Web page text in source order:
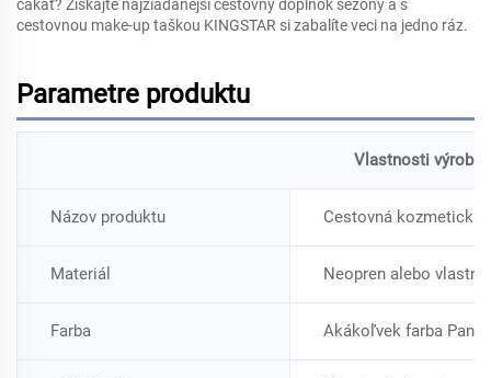
čakať? Získajte najžiadanejší cestovný doplnok sezóny a s
cestovnou make-up taškou KINGSTAR si zabalíte veci na jedno ráz.
Parametre produktu
Vlastnosti výrobku
Názov produktu Cestovná kozmetická
Materiál Neopren alebo vlastný
Farba Akákoľvek farba